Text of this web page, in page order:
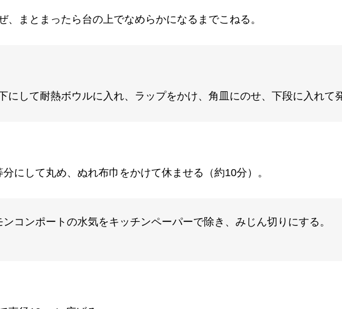
、まとまったら台の上でなめらかになるまでこねる。
にして耐熱ボウルに入れ、ラップをかけ、角皿にのせ、下段に入れ
にして丸め、ぬれ布巾をかけて休ませる（約10分）。
コンポートの水気をキッチンペーパーで除き、みじん切りにする。